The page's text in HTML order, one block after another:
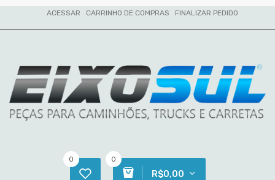
ACESSAR CARRINHO DE COMPRAS FINALIZAR PEDIDO
0
R$0,00
0